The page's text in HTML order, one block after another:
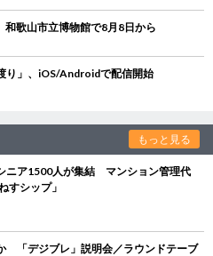
歌山市立博物館で8月8日から
り」、iOS/Androidで配信開始
もっと見る
ニア1500人が集結 マンション管理代
すシップ」
「デジブレ」説明会／ラウンドテーブ